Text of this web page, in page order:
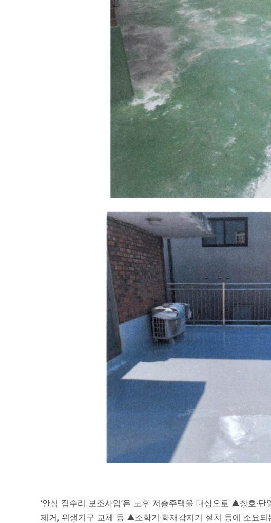
‘안심 집수리 보조사업’은 노후 저층주택을 대상으로 ▲창호‧
제거, 위생기구 교체 등 ▲소화기‧화재감지기 설치 등에 소요